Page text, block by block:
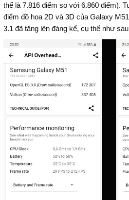
thể là 7.816 điểm so với 6.860 điểm).
điểm đồ họa 2D và 3D của Galaxy
3.1 đã tăng lên đáng kể, cụ thể như